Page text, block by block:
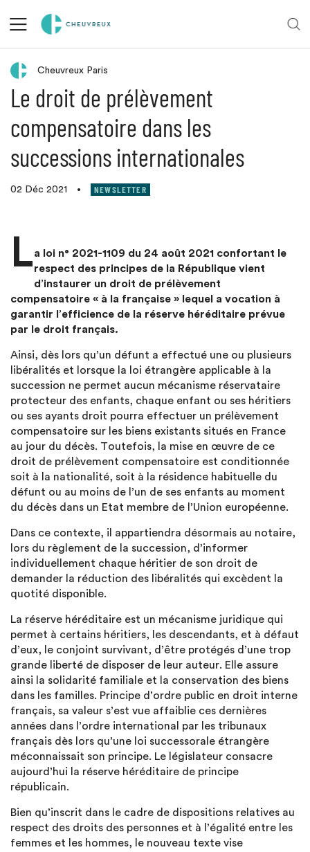
Retour aux actualités
Cheuvreux Paris
Le droit de prélèvement
compensatoire dans les
successions internationales
02 Déc 2021 • NEWSLETTER
La loi n° 2021-1109 du 24 août 2021 confortant le
respect des principes de la République vient
d’instaurer un droit de prélèvement
compensatoire « à la française » lequel a vocation à
garantir l’efficience de la réserve héréditaire prévue
par le droit français.
Ainsi, dès lors qu’un défunt a effectué une ou plusieurs
libéralités et lorsque la loi étrangère applicable à la
succession ne permet aucun mécanisme réservataire
protecteur des enfants, chaque enfant ou ses héritiers
ou ses ayants droit pourra effectuer un prélèvement
compensatoire sur les biens existants situés en France
au jour du décès. Toutefois, la mise en œuvre de ce
droit de prélèvement compensatoire est conditionnée
soit à la nationalité, soit à la résidence habituelle du
défunt ou au moins de l’un de ses enfants au moment
du décès dans un Etat membre de l’Union européenne.
Dans ce contexte, il appartiendra désormais au notaire,
lors du règlement de la succession, d’informer
individuellement chaque héritier de son droit de
demander la réduction des libéralités qui excèdent la
quotité disponible.
La réserve héréditaire est un mécanisme juridique qui
permet à certains héritiers, les descendants, et à défaut
d’eux, le conjoint survivant, d’être protégés d’une trop
grande liberté de disposer de leur auteur. Elle assure
ainsi la solidarité familiale et la conservation des biens
dans les familles. Principe d’ordre public en droit interne
français, sa valeur s’est vue affaiblie ces dernières
années dans l’ordre international par les tribunaux
français dès lors qu’une loi successorale étrangère
méconnaissait son principe. Le législateur consacre
aujourd’hui la réserve héréditaire de principe
républicain.
Bien qu’inscrit dans le cadre de dispositions relatives au
respect des droits des personnes et à l’égalité entre les
femmes et les hommes, le nouveau texte vise